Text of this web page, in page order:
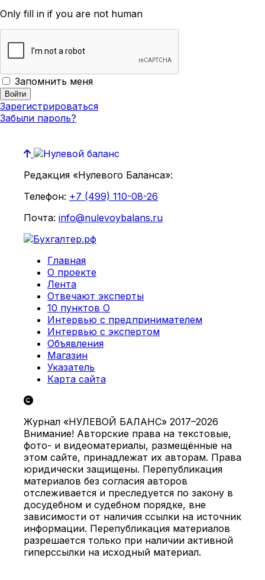
Only fill in if you are not human
Запомнить меня
Зарегистрироваться
Забыли пароль?
Редакция «Нулевого Баланса»:
Телефон: +7 (499) 110-08-26
Почта: info@nulevoybalans.ru
Главная
О проекте
Лента
Отвечают эксперты
10 пунктов О
Интервью с предпринимателем
Интервью с экспертом
Объявления
Магазин
Указатель
Карта сайта
Журнал «НУЛЕВОЙ БАЛАНС» 2017–2026
Внимание! Авторские права на текстовые,
фото- и видеоматериалы, размещённые на
этом сайте, принадлежат их авторам. Права
юридически защищены. Перепубликация
материалов без согласия авторов
отслеживается и преследуется по закону в
досудебном и судебном порядке, вне
зависимости от наличия ссылки на источник
информации. Перепубликация материалов
разрешается только при наличии активной
гиперссылки на исходный материал.